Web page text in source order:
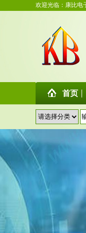
欢迎光临：康比电
首页